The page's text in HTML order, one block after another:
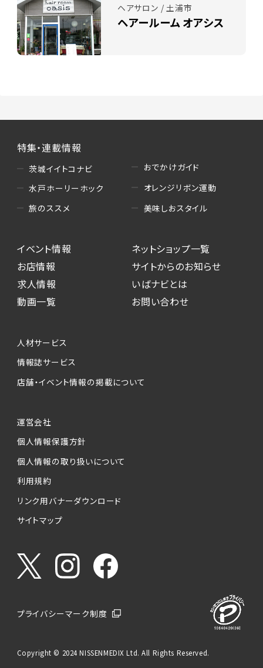
ヘアサロン / 土浦市
ヘアールーム オアシス
特集・連載情報
茨城イイトコナビ
水戸ホーリーホック
旅のススメ
おでかけガイド
オレンジリボン運動
美味しおスタイル
イベント情報
お店情報
求人情報
動画一覧
ネットショップ一覧
サイトからのお知らせ
いばナビとは
お問い合わせ
人材サービス
情報誌サービス
店舗・イベント情報の掲載について
運営会社
個人情報保護方針
個人情報の取り扱いについて
利用規約
リンク用バナーダウンロード
サイトマップ
プライバシーマーク制度
Copyright © 2024 NISSENMEDIX Ltd. All Rights Reserved.